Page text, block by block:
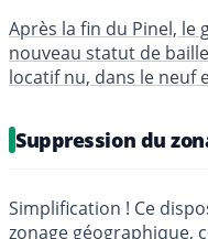
Après la fin du Pinel,
nouveau statut de
locatif nu, dans le neuf
Suppression du
Simplification ! Ce
zonage géographique,